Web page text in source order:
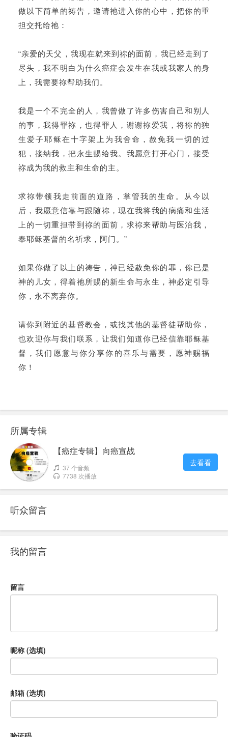
所属专辑
【癌症专辑】向癌宣战
37 个音频
7738 次播放
去看看
听众留言
我的留言
留言
昵称 (选填)
邮箱 (选填)